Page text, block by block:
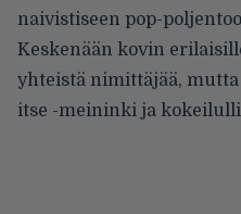
naivistiseen pop-
Keskenään kovin
yhteistä nimittäjää,
itse -meininki ja